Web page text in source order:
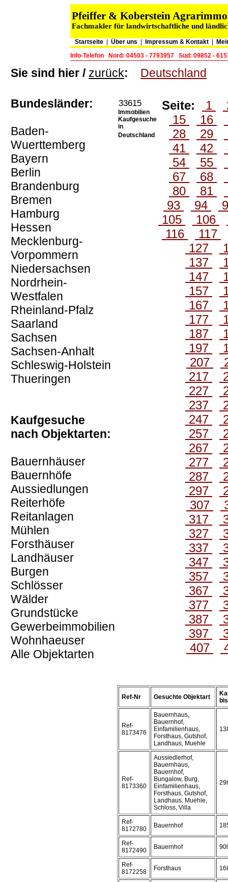
Pfeiffer & Koberstein
Fachmakler für landwirtschaftliche und
Startseite Über uns Impressum & Kontakt
Info-Telefon
Nord: 04503 - 7793957 Süd: 09852 -
Sie sind hier / zurück: Deutschland
Bundesländer:
Baden-
Wuerttemberg
Bayern
Berlin
Brandenburg
Bremen
Hamburg
Hessen
Mecklenburg-
Vorpommern
Niedersachsen
Nordrhein-
Westfalen
Rheinland-Pfalz
Saarland
Sachsen
Sachsen-Anhalt
Schleswig-Holstein
Thueringen
Kaufgesuche
nach Objektarten:
Bauernhäuser
Bauernhöfe
Aussiedlungen
Reiterhöfe
Reitanlagen
Mühlen
Forsthäuser
Landhäuser
Burgen
Schlösser
Wälder
Grundstücke
Gewerbeimmobilien
Wohnhaeuser
Alle Objektarten
33615
Immobilien
Kaufgesuche
in
Deutschland
Seite: 1
15
16
28
29
41
42
54
55
67
68
80
81
93
94
105
106
116
117
127
137
147
157
167
177
187
197
207
217
227
237
247
257
267
277
287
297
307
317
327
337
347
357
367
377
387
397
407
Ref-Nr Gesuchte Objektart
Ref-
8173476
Bauernhaus,
Bauernhof,
Einfamilienhaus,
Forsthaus, Gutshof,
Landhaus, Muehle
Ref-
8173360
Aussiedlerhof,
Bauernhaus,
Bauernhof,
Bungalow, Burg,
Einfamilienhaus,
Forsthaus, Gutshof,
Landhaus, Muehle,
Schloss, Villa
Ref-
8172780
Bauernhof
Ref-
8172490
Bauernhof
Ref-
8172258
Forsthaus